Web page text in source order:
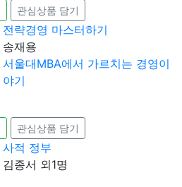
관심상품 담기
전략경영 마스터하기
송재용
서울대MBA에서 가르치는 경영이
야기
관심상품 담기
사적 정부
김종서 외1명